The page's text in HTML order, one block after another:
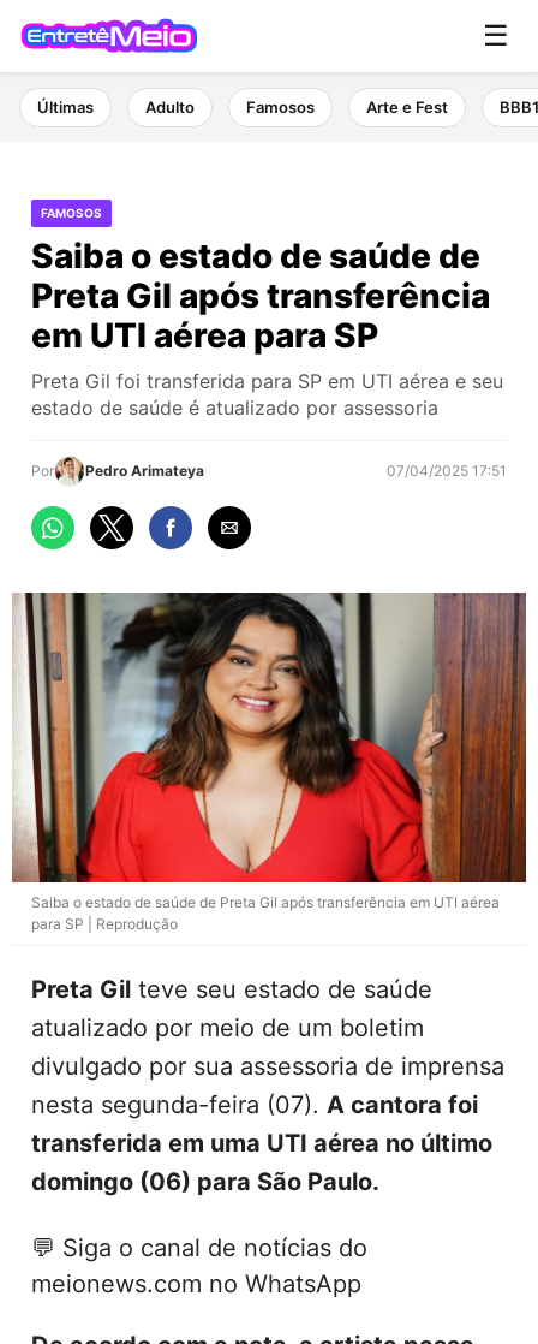
☰
Últimas Adulto Famosos Arte e Fest
FAMOSOS
Saiba o estado de saúde de
Preta Gil após transferência
em UTI aérea para SP
Preta Gil foi transferida para SP em UTI aérea e seu
estado de saúde é atualizado por assessoria
Por Pedro Arimateya 07/04/2025 17:51
Saiba o estado de saúde de Preta Gil após transferência em UTI aérea
para SP | Reprodução
Preta Gil teve seu estado de saúde
atualizado por meio de um boletim
divulgado por sua assessoria de imprensa
nesta segunda-feira (07). A cantora foi
transferida em uma UTI aérea no último
domingo (06) para São Paulo.
💬 Siga o canal de notícias do
meionews.com no WhatsApp